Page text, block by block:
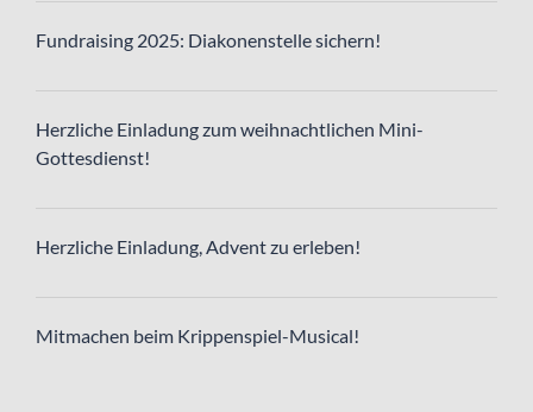
Fundraising 2025: Diakonenstelle sichern!
Herzliche Einladung zum weihnachtlichen Mini-
Gottesdienst!
Herzliche Einladung, Advent zu erleben!
Mitmachen beim Krippenspiel-Musical!